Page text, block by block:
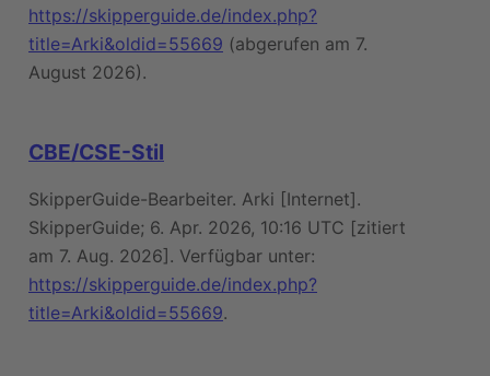
https://skipperguide.de/index.php?
title=Arki&oldid=55669 (abgerufen am 7.
August 2026).
CBE/CSE-Stil
SkipperGuide-Bearbeiter. Arki [Internet].
SkipperGuide; 6. Apr. 2026, 10:16 UTC [zitiert
am 7. Aug. 2026]. Verfügbar unter:
https://skipperguide.de/index.php?
title=Arki&oldid=55669.